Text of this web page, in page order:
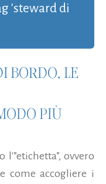
'steward di
BORDO, LE
PIÙ
ovvero
come accogliere i